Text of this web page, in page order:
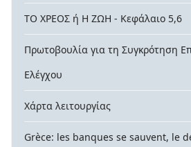
ΤΟ ΧΡΕΟΣ ή Η ΖΩΗ - Κεφάλαιο 5,6
Πρωτοβουλία για τη Συγκρότηση
Ελέγχου
Χάρτα λειτουργίας
Grèce: les banques se sauvent, le